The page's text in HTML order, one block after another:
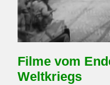
Filme vom
Weltkriegs